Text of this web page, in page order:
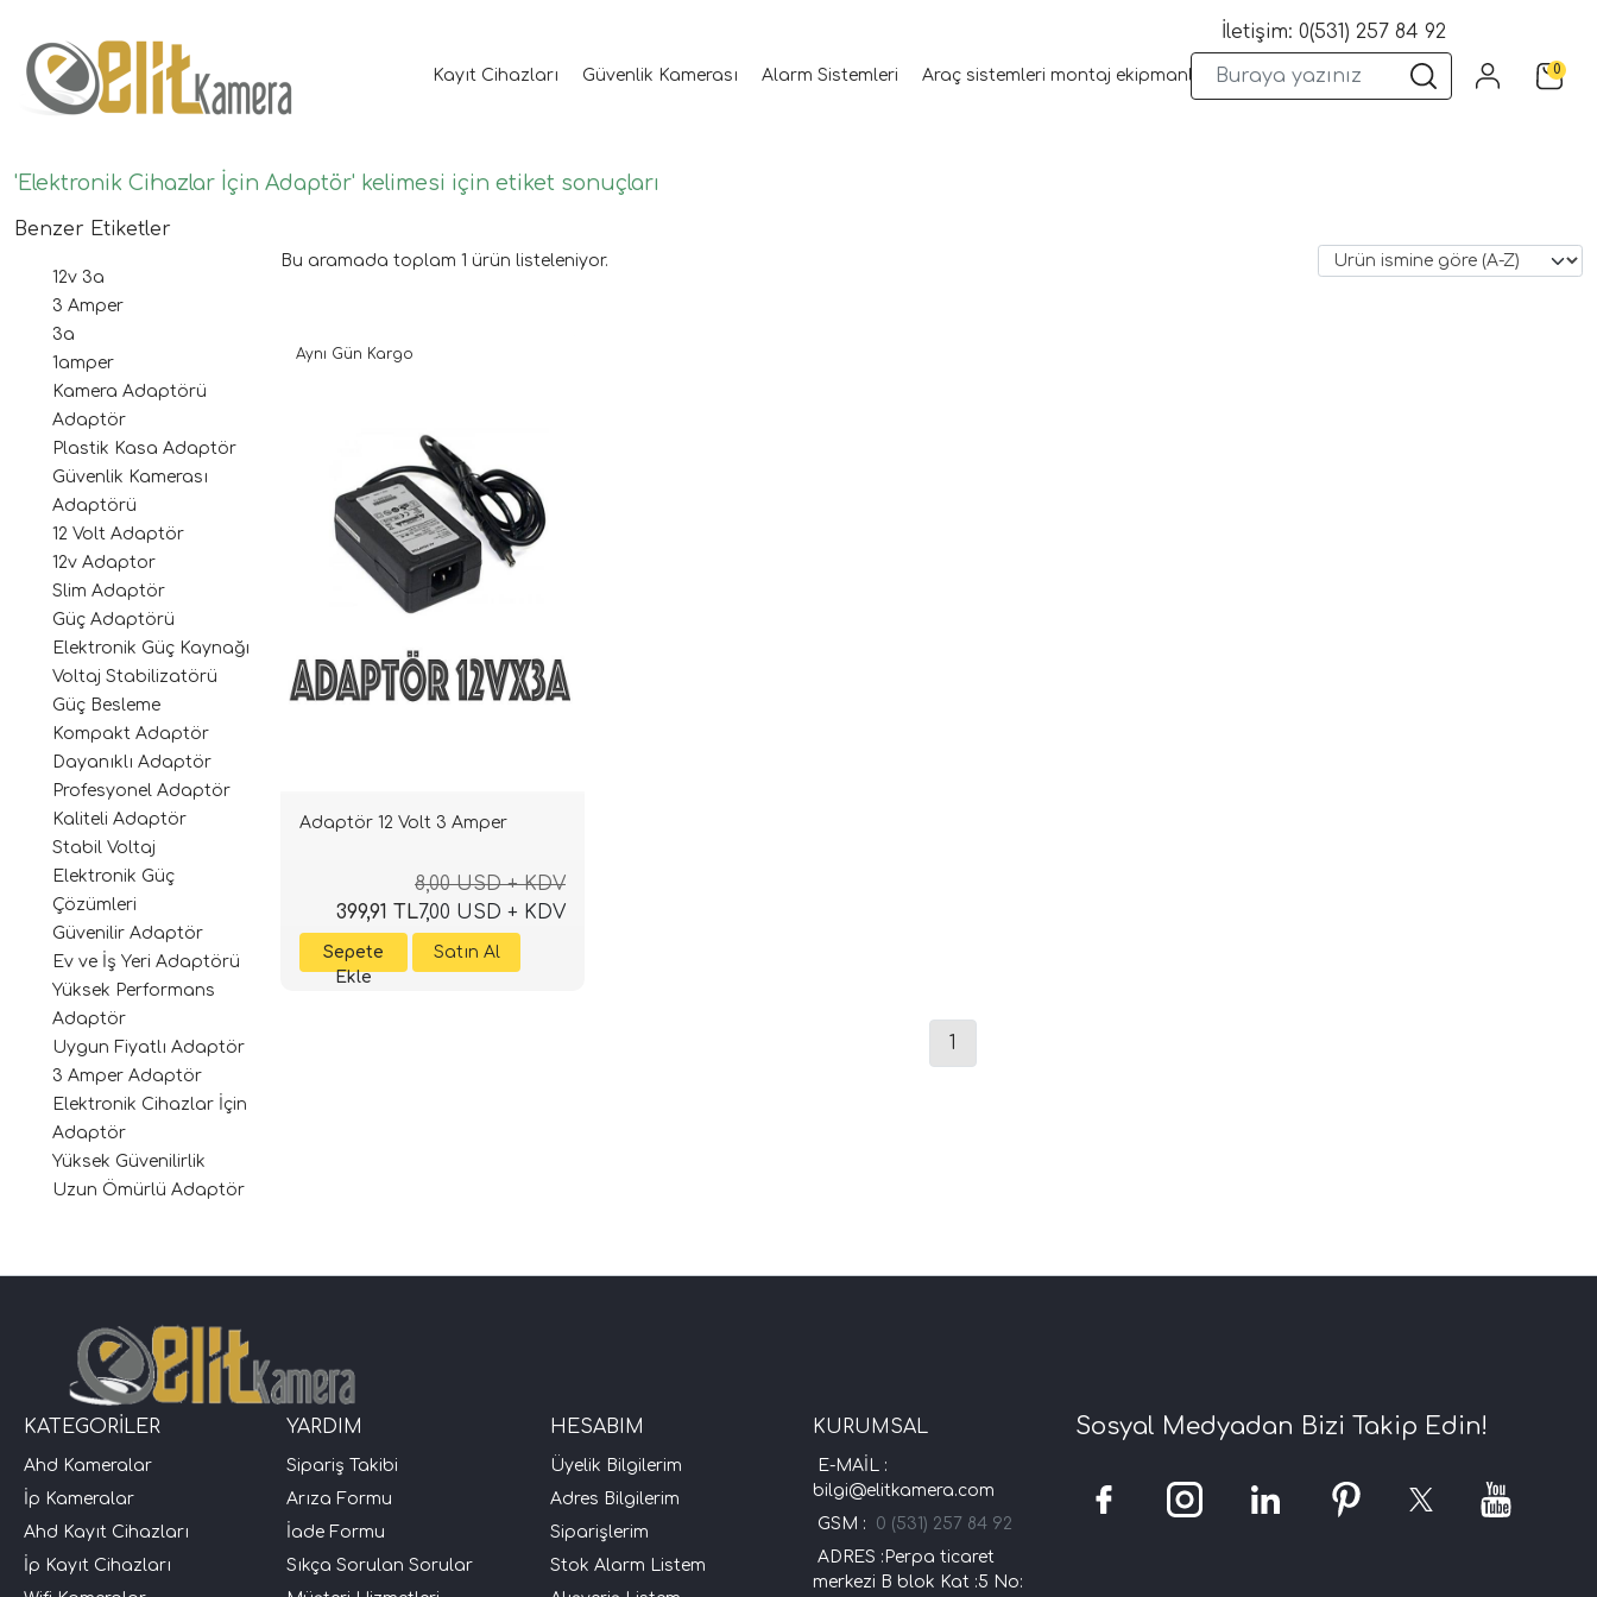
Kayıt Cihazları Güvenlik Kamerası Alarm Sistemleri Araç sistemleri montaj ekipmanları Wifi Kameralar Yangın Sistemleri
İletişim: 0(531) 257 84 92
0
'Elektronik Cihazlar İçin Adaptör' kelimesi için etiket sonuçları
Benzer Etiketler
12v 3a
3 Amper
3a
1amper
Kamera Adaptörü
Adaptör
Plastik Kasa Adaptör
Güvenlik Kamerası
Adaptörü
12 Volt Adaptör
12v Adaptor
Slim Adaptör
Güç Adaptörü
Elektronik Güç Kaynağı
Voltaj Stabilizatörü
Güç Besleme
Kompakt Adaptör
Dayanıklı Adaptör
Profesyonel Adaptör
Kaliteli Adaptör
Stabil Voltaj
Elektronik Güç
Çözümleri
Güvenilir Adaptör
Ev ve İş Yeri Adaptörü
Yüksek Performans
Adaptör
Uygun Fiyatlı Adaptör
3 Amper Adaptör
Elektronik Cihazlar İçin
Adaptör
Yüksek Güvenilirlik
Uzun Ömürlü Adaptör
Bu aramada toplam 1 ürün listeleniyor.
Adaptör 12 Volt 3 Amper
8,00 USD + KDV
7,00 USD + KDV
399,91 TL
Aynı Gün Kargo
1
KATEGORİLER
Ahd Kameralar
İp Kameralar
Ahd Kayıt Cihazları
İp Kayıt Cihazları
YARDIM
Sipariş Takibi
Arıza Formu
İade Formu
Sıkça Sorulan Sorular
HESABIM
Üyelik Bilgilerim
Adres Bilgilerim
Siparişlerim
Stok Alarm Listem
KURUMSAL
E-MAİL :
bilgi@elitkamera.com
GSM : 0 (531) 257 84 92
ADRES :Perpa ticaret
merkezi B blok Kat :5 No:
Sosyal Medyadan Bizi Takip Edin!